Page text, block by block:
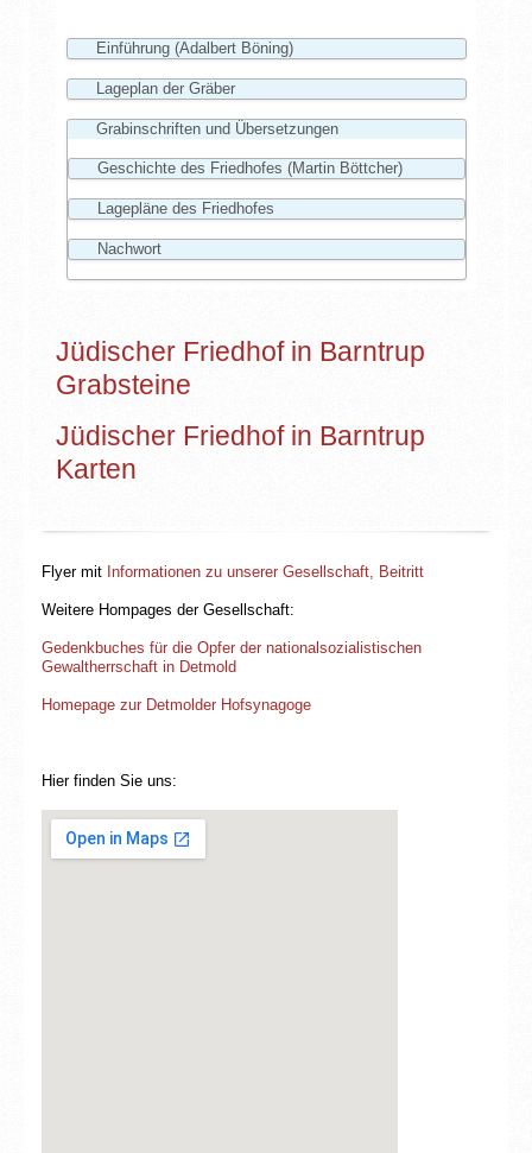
Flyer mit Informationen zu unserer Gesellschaft, Beitritt
Weitere Hompages der Gesellschaft:
Gedenkbuches für die Opfer der nationalsozialistischen
Gewaltherrschaft in Detmold
Homepage zur Detmolder Hofsynagoge
Hier finden Sie uns:
Einführung (Adalbert Böning)
Lageplan der Gräber
Grabinschriften und Übersetzungen
Geschichte des Friedhofes (Martin Böttcher)
Lagepläne des Friedhofes
Nachwort
Jüdischer Friedhof in Barntrup
Grabsteine
Jüdischer Friedhof in Barntrup
Karten